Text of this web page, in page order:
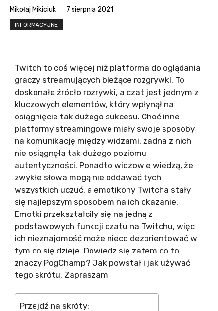
Mikołaj Mikiciuk 7 sierpnia 2021
INFORMACYJNE
Twitch to coś więcej niż platforma do oglądania
graczy streamujących bieżące rozgrywki. To
doskonałe źródło rozrywki, a czat jest jednym z
kluczowych elementów, który wpłynął na
osiągnięcie tak dużego sukcesu. Choć inne
platformy streamingowe miały swoje sposoby
na komunikację między widzami, żadna z nich
nie osiągnęła tak dużego poziomu
autentyczności. Ponadto widzowie wiedzą, że
zwykłe słowa mogą nie oddawać tych
wszystkich uczuć, a emotikony Twitcha stały
się najlepszym sposobem na ich okazanie.
Emotki przekształciły się na jedną z
podstawowych funkcji czatu na Twitchu, więc
ich nieznajomość może nieco dezorientować w
tym co się dzieje. Dowiedz się zatem co to
znaczy PogChamp? Jak powstał i jak używać
tego skrótu. Zapraszam!
Przejdź na skróty: